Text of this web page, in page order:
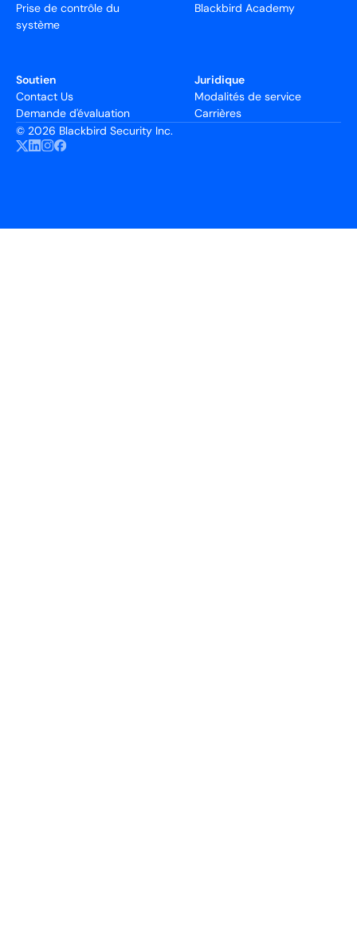
Prise de contrôle du
système
Blackbird Academy
Soutien
Contact Us
Demande d'évaluation
Juridique
Modalités de service
Carrières
© 2026 Blackbird Security Inc.